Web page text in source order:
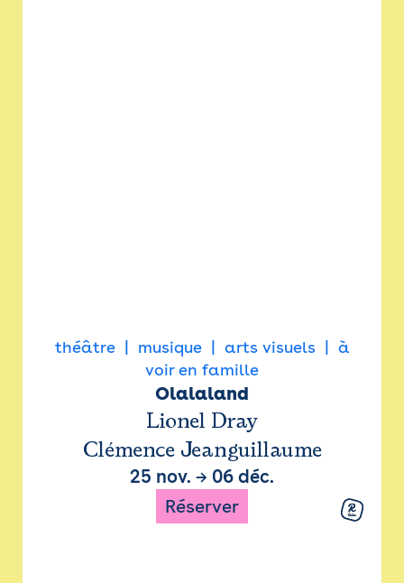
théâtre musique arts visuels
à
voir en famille
Olalaland
Lionel Dray
Clémence Jeanguillaume
25 nov. → 06 déc.
Réserver